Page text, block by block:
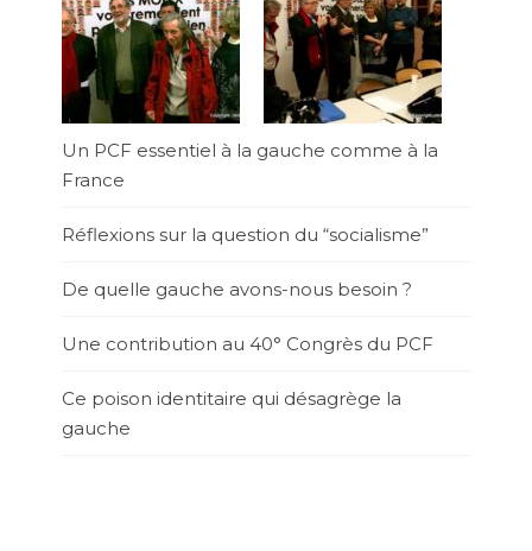
Un PCF essentiel à la gauche comme à la
France
Réflexions sur la question du “socialisme”
De quelle gauche avons-nous besoin ?
Une contribution au 40° Congrès du PCF
Ce poison identitaire qui désagrège la
gauche